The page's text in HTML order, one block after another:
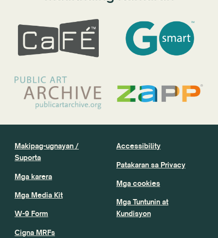
Makipag-ugnayan /
Suporta
Mga karera
Mga Media Kit
W-9 Form
Cigna MRFs
Accessibility
Patakaran sa Privacy
Mga cookies
Mga Tuntunin at
Kundisyon